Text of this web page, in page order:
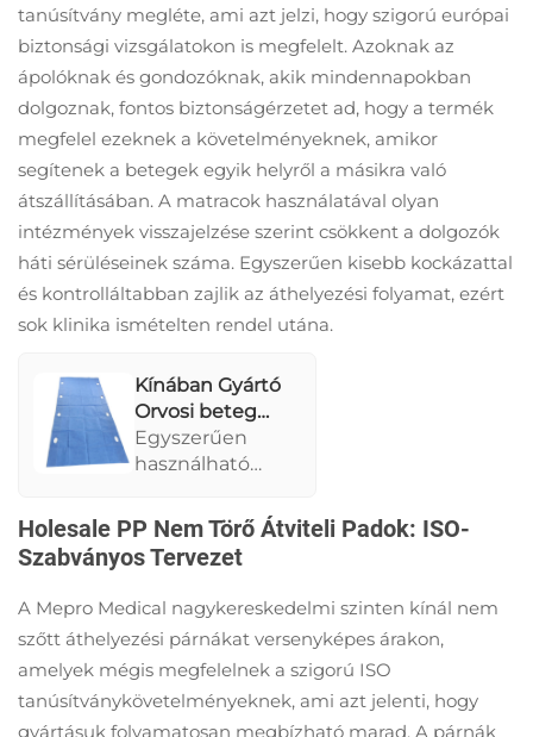
tanúsítvány megléte, ami azt jelzi, hogy szigorú európai
biztonsági vizsgálatokon is megfelelt. Azoknak az
ápolóknak és gondozóknak, akik mindennapokban
dolgoznak, fontos biztonságérzetet ad, hogy a termék
megfelel ezeknek a követelményeknek, amikor
segítenek a betegek egyik helyről a másikra való
átszállításában. A matracok használatával olyan
intézmények visszajelzése szerint csökkent a dolgozók
háti sérüléseinek száma. Egyszerűen kisebb kockázattal
és kontrolláltabban zajlik az áthelyezési folyamat, ezért
sok klinika ismételten rendel utána.
Kínában Gyártó
Orvosi beteg
átviteli pad
Egyszer
átviteli lap
fogantyúval
Egyszerűen
használható
tartós nem törő
anyagból,
kényelmes
biztonságos
betegmozgatás
érdekében.
Ideális
kórházakban,
Holesale PP Nem Törő Átviteli Padok: ISO-
Szabványos Tervezet
A Mepro Medical nagykereskedelmi szinten kínál nem
szőtt áthelyezési párnákat versenyképes árakon,
amelyek mégis megfelelnek a szigorú ISO
tanúsítványkövetelményeknek, ami azt jelenti, hogy
gyártásuk folyamatosan megbízható marad. A párnák